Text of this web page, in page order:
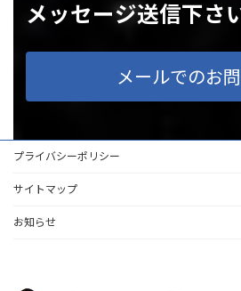
メッセージ送信下さ
メールでのお
プライバシーポリシー
サイトマップ
お知らせ